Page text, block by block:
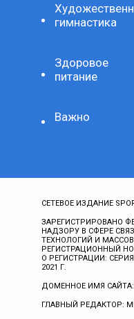
гимнастика
Здоровое
питание
Важно
СЕТЕВОЕ ИЗДАНИЕ
ЗАРЕГИСТРИРОВАНО
НАДЗОРУ В СФЕРЕ
ТЕХНОЛОГИЙ И
РЕГИСТРАЦИОННЫЙ
О РЕГИСТРАЦИИ:
2021 Г.
ДОМЕННОЕ ИМЯ САЙТА:
ГЛАВНЫЙ РЕДАКТОР: